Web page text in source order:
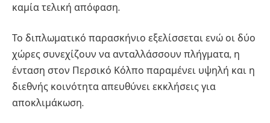
καμία τελική απόφαση.
Το διπλωματικό παρασκήνιο εξελίσσεται ενώ οι δύο
χώρες συνεχίζουν να ανταλλάσσουν πλήγματα, η
ένταση στον Περσικό Κόλπο παραμένει υψηλή και η
διεθνής κοινότητα απευθύνει εκκλήσεις για
αποκλιμάκωση.